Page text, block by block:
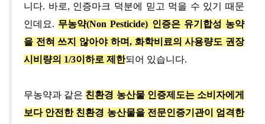
니다. 바로, 인증마크 덕분에 믿고 먹을 수 있기 때문
인데요. 무농약(Non Pesticide) 인증은 유기합성 농약
을 전혀 쓰지 않아야 하며, 화학비료의 사용량도 권장
시비량의 1/3이하로 제한되어 있습니다.
무농약과 같은 친환경 농산물 인증제도는 소비자에게
보다 안전한 친환경 농산물을 전문인증기관이 엄격한